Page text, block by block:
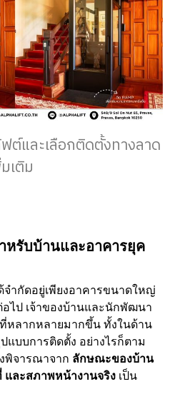
และเลือกติดตั้งทางลาด
เติม
หรับบ้านและอาคารยุค
ำกัดอยู่เพียงอาคารขนาดใหญ่
ไป เจ้าของบ้านและนักพัฒนา
หลากหลายมากขึ้น ทั้งในด้าน
แบบการติดตั้ง อย่างไรก็ตาม
พิจารณาจาก ลักษณะของบ้าน
ละสภาพหน้างานจริง เป็น